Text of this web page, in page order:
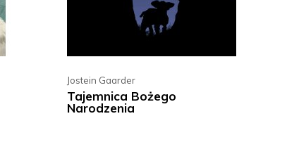
Jostein Gaarder
Tajemnica Bożego
Narodzenia